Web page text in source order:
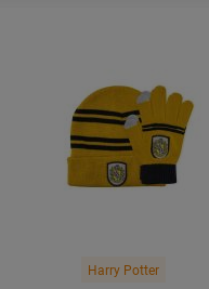
Harry Potter